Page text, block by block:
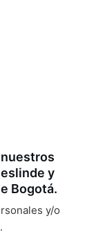
y
Bogotá.
y/o